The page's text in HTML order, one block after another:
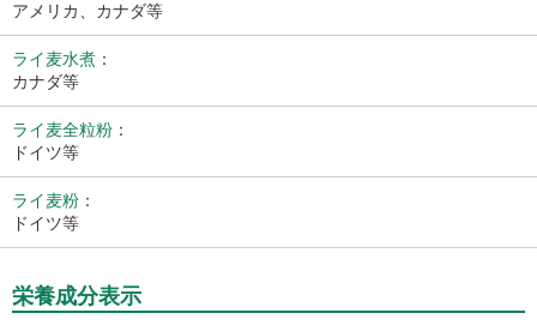
アメリカ、カナダ等
ライ麦水煮 ：
カナダ等
ライ麦全粒粉 ：
ドイツ等
ライ麦粉 ：
ドイツ等
栄養成分表示